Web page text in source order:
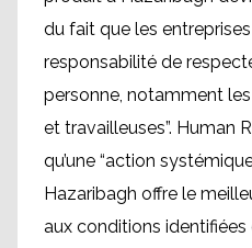
du fait que les
responsabilité de
personne, notamment
et travailleuses”. Human
qu’une “action
Hazaribagh offre le
aux conditions